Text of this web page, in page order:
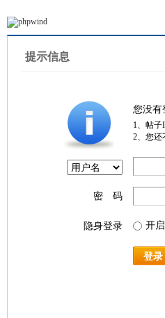
提示信息
您没有
1、帖子
2、您还
密 码
隐身登录 开启
登录